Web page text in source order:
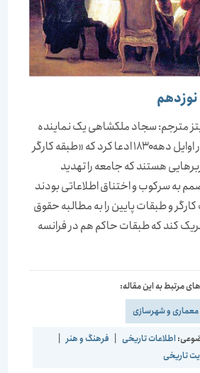
مترجم: سجاد ملکشاهی یک نماینده
قانون‌گذار فرانسوی در اوایل دهه۱۸۳۰ ادعا کرد که «طبقه کارگر
هستند که جامعه را تهدید
سرکوب و اختناق اطلاعاتی بودند
و طبقات پایین را به مطالبه حقوق
کند که طبقات حاکم هم در فرانسه
به این مقاله:
و شهرسازی
اطلاعات تاریخی | فرهنگ و هنر |